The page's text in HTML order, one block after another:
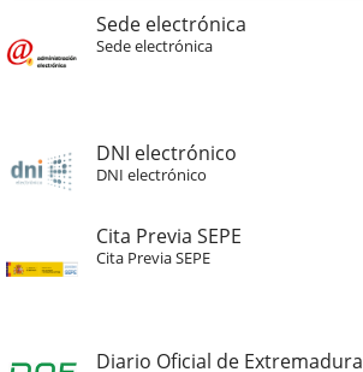
Sede electrónica
Sede electrónica
DNI electrónico
DNI electrónico
Cita Previa SEPE
Cita Previa SEPE
Diario Oficial de Extremadura